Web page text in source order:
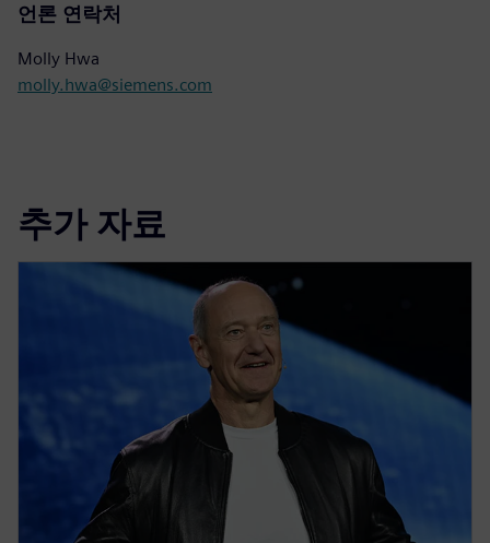
언론 연락처
Molly Hwa
molly.hwa@siemens.com
추가 자료